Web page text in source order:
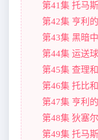
第41集 托马
第42集 亨利
第43集 黑暗
第44集 运送
第45集 查理
第46集 托比
第47集 亨利
第48集 狄塞
第49集 托马